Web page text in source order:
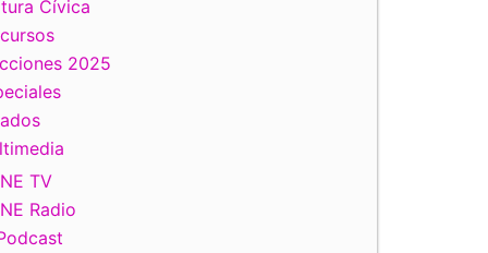
Cívica
2025
TV
Radio